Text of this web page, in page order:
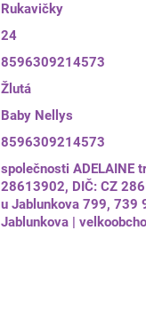
Rukavičky
24
8596309214573
Žlutá
Baby Nellys
8596309214573
společnosti ADELAINE
28613902, DIČ: CZ
u Jablunkova 799, 739
Jablunkova |